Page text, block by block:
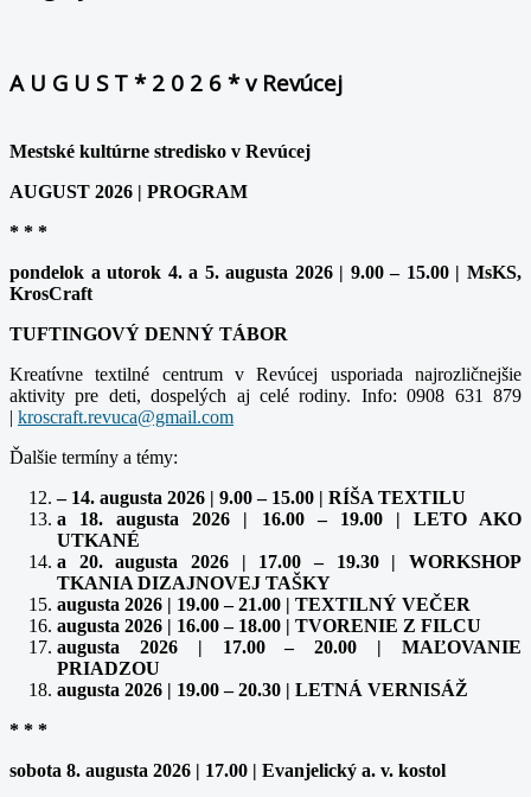
A U G U S T * 2 0 2 6 * v Revúcej
Mestské kultúrne stredisko v Revúcej
AUGUST 2026 | PROGRAM
* * *
pondelok a utorok 4. a 5. augusta 2026 | 9.00 – 15.00 | MsKS,
KrosCraft
TUFTINGOVÝ DENNÝ TÁBOR
Kreatívne textilné centrum v Revúcej usporiada najrozličnejšie
aktivity pre deti, dospelých aj celé rodiny. Info: 0908 631 879
|
Ďalšie termíny a témy:
– 14. augusta 2026 | 9.00 – 15.00 | RÍŠA TEXTILU
a 18. augusta 2026 | 16.00 – 19.00 | LETO AKO
UTKANÉ
a 20. augusta 2026 | 17.00 – 19.30 | WORKSHOP
TKANIA DIZAJNOVEJ TAŠKY
augusta 2026 | 19.00 – 21.00 | TEXTILNÝ VEČER
augusta 2026 | 16.00 – 18.00 | TVORENIE Z FILCU
augusta 2026 | 17.00 – 20.00 | MAĽOVANIE
PRIADZOU
augusta 2026 | 19.00 – 20.30 | LETNÁ VERNISÁŽ
* * *
sobota 8. augusta 2026 | 17.00 | Evanjelický a. v. kostol